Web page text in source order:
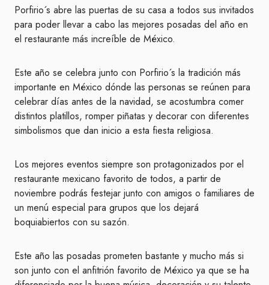
Porfirio´s abre las puertas de su casa a todos sus invitados
para poder llevar a cabo las mejores posadas del año en
el restaurante más increíble de México.
Este año se celebra junto con Porfirio´s la tradición más
importante en México dónde las personas se reúnen para
celebrar días antes de la navidad, se acostumbra comer
distintos platillos, romper piñatas y decorar con diferentes
simbolismos que dan inicio a esta fiesta religiosa.
Los mejores eventos siempre son protagonizados por el
restaurante mexicano favorito de todos, a partir de
noviembre podrás festejar junto con amigos o familiares de
un menú especial para grupos que los dejará
boquiabiertos con su sazón.
Este año las posadas prometen bastante y mucho más si
son junto con el anfitrión favorito de México ya que se ha